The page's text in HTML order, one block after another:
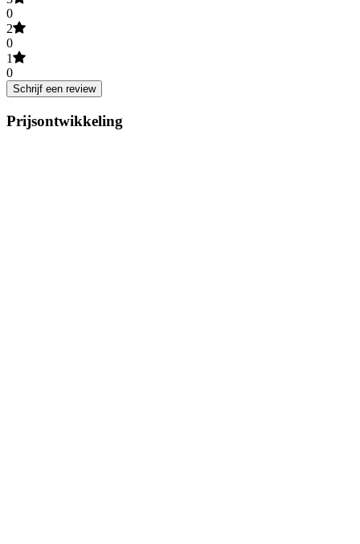
0
2
0
1
0
Schrijf een review
Prijsontwikkeling